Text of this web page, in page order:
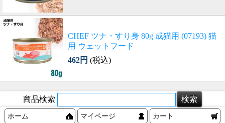
CHEF ツナ・すり身 80g 成猫用 (07193) 猫
用 ウェットフード
462円 (税込)
商品検索
ホーム マイページ カート